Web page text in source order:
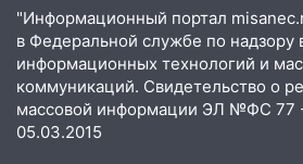
17:05 «Обыск» по
Ульяновске задержали
сообщницу мошенников
16:12
Едва не перерезал
Вешкайме посиделки с
"Информационный портал
в Федеральной службе по надзору
информационных технологий и
коммуникаций. Свидетельство о
массовой информации ЭЛ №ФС 77
05.03.2015